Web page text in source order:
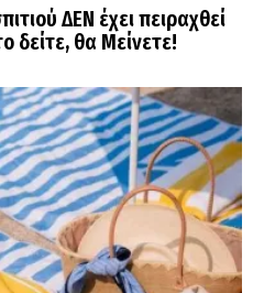
ΔΕΝ έχει πειραχθεί
δείτε, θα Μείνετε!